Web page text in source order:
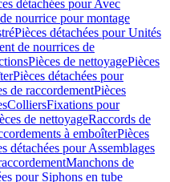
détachées pour Avec
nourrice pour montage
Pièces détachées pour Unités
de nourrices de
Pièces de nettoyagePièces
Pièces détachées pour
de raccordementPièces
ColliersFixations pour
de nettoyageRaccords de
à emboîterPièces
détachées pour Assemblages
Manchons de
pour Siphons en tube